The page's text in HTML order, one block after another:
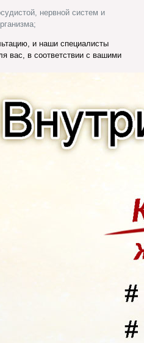
нервной систем и
и наши специалисты
вас, в соответствии с вашими